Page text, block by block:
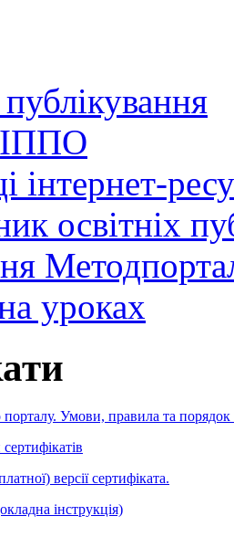
ІППО
інтернет-
освітніх
уроках
Умови, правила та порядок
версії сертифіката.
інструкція)